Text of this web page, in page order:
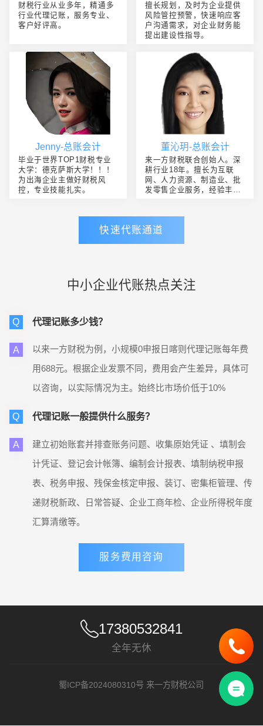
财税行业从业多年，精通多
行业代理记账，服务专业、
客户好评高。
擅长规划，及时为企业提供
风险管控预警，快速响应客
户沟通需求，对企业财务能
提出建设性指导。
Jenny-总账会计
毕业于世界TOP1财税专业
大学：德克萨斯大学！！！
为出海企业主做好财税风
控，专业技能扎实。
董沁玥-总账会计
来一方财税联合创始人。深
耕行业18年。擅长为互联
网、人力资源、制造业、批
发零售企业服务，经验丰
快速代账通道
中小企业代账热点关注
Q 代理记账多少钱？
A
以来一方财税为例，小规模0申报日喀则代理记账每年费
用688元。根据企业发票不同，费用会产生差异，具体可
以咨询，以实际情况为主。始终比市场价低于10%
Q 代理记账一般提供什么服务？
A
建立初始账套并排查账务问题、收集原始凭证 、填制会
计凭证、登记会计帐簿、编制会计报表、填制纳税申报
表、税务申报、残保金核定申报、装订、密集柜管理、传
递财税新政、日常答疑、企业工商年检、企业所得税年度
汇算清缴等。
服务费用咨询
17380532841
全年无休
蜀ICP备2024080310号 来一方财税公司